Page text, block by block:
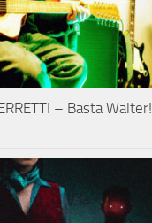
– Basta Walter!